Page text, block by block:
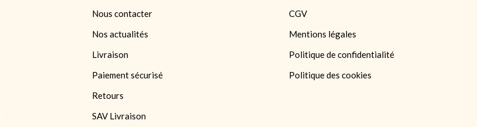
Nous contacter
Nos actualités
Livraison
Paiement sécurisé
Retours
SAV Livraison
CGV
Mentions légales
Politique de confidentialité
Politique des cookies